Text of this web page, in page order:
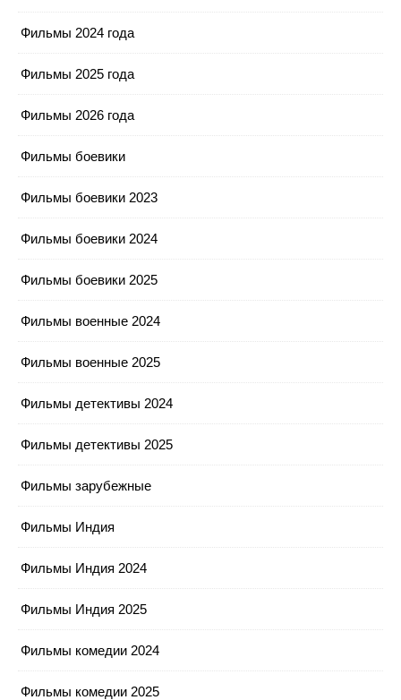
Фильмы 2024 года
Фильмы 2025 года
Фильмы 2026 года
Фильмы боевики
Фильмы боевики 2023
Фильмы боевики 2024
Фильмы боевики 2025
Фильмы военные 2024
Фильмы военные 2025
Фильмы детективы 2024
Фильмы детективы 2025
Фильмы зарубежные
Фильмы Индия
Фильмы Индия 2024
Фильмы Индия 2025
Фильмы комедии 2024
Фильмы комедии 2025